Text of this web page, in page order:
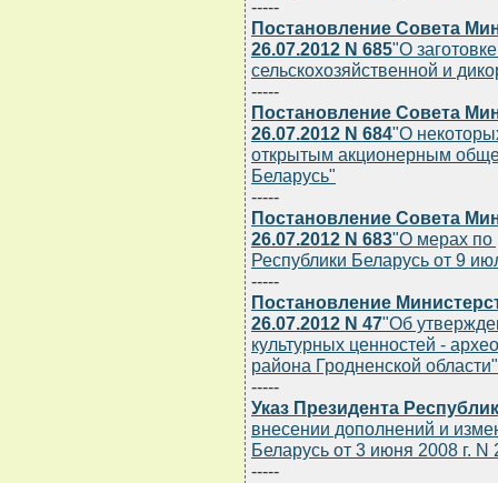
-----
Постановление Совета
26.07.2012 N 685"О
сельскохозяйственной и
-----
Постановление Совета
26.07.2012 N 684"О
открытым акционерным
Беларусь"
-----
Постановление Совета
26.07.2012 N 683"О мерах по
Республики Беларусь от 9
-----
Постановление
26.07.2012 N 47"Об
культурных ценностей -
района Гродненской области"
-----
Указ Президента
внесении дополнений и
Беларусь от 3 июня 2008 г. N
-----